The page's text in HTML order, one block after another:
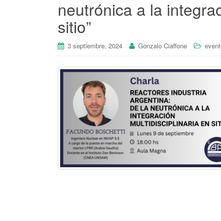
neutrónica a la
sitio”
3 septiembre, 2024 Gonzalo Ciaffone